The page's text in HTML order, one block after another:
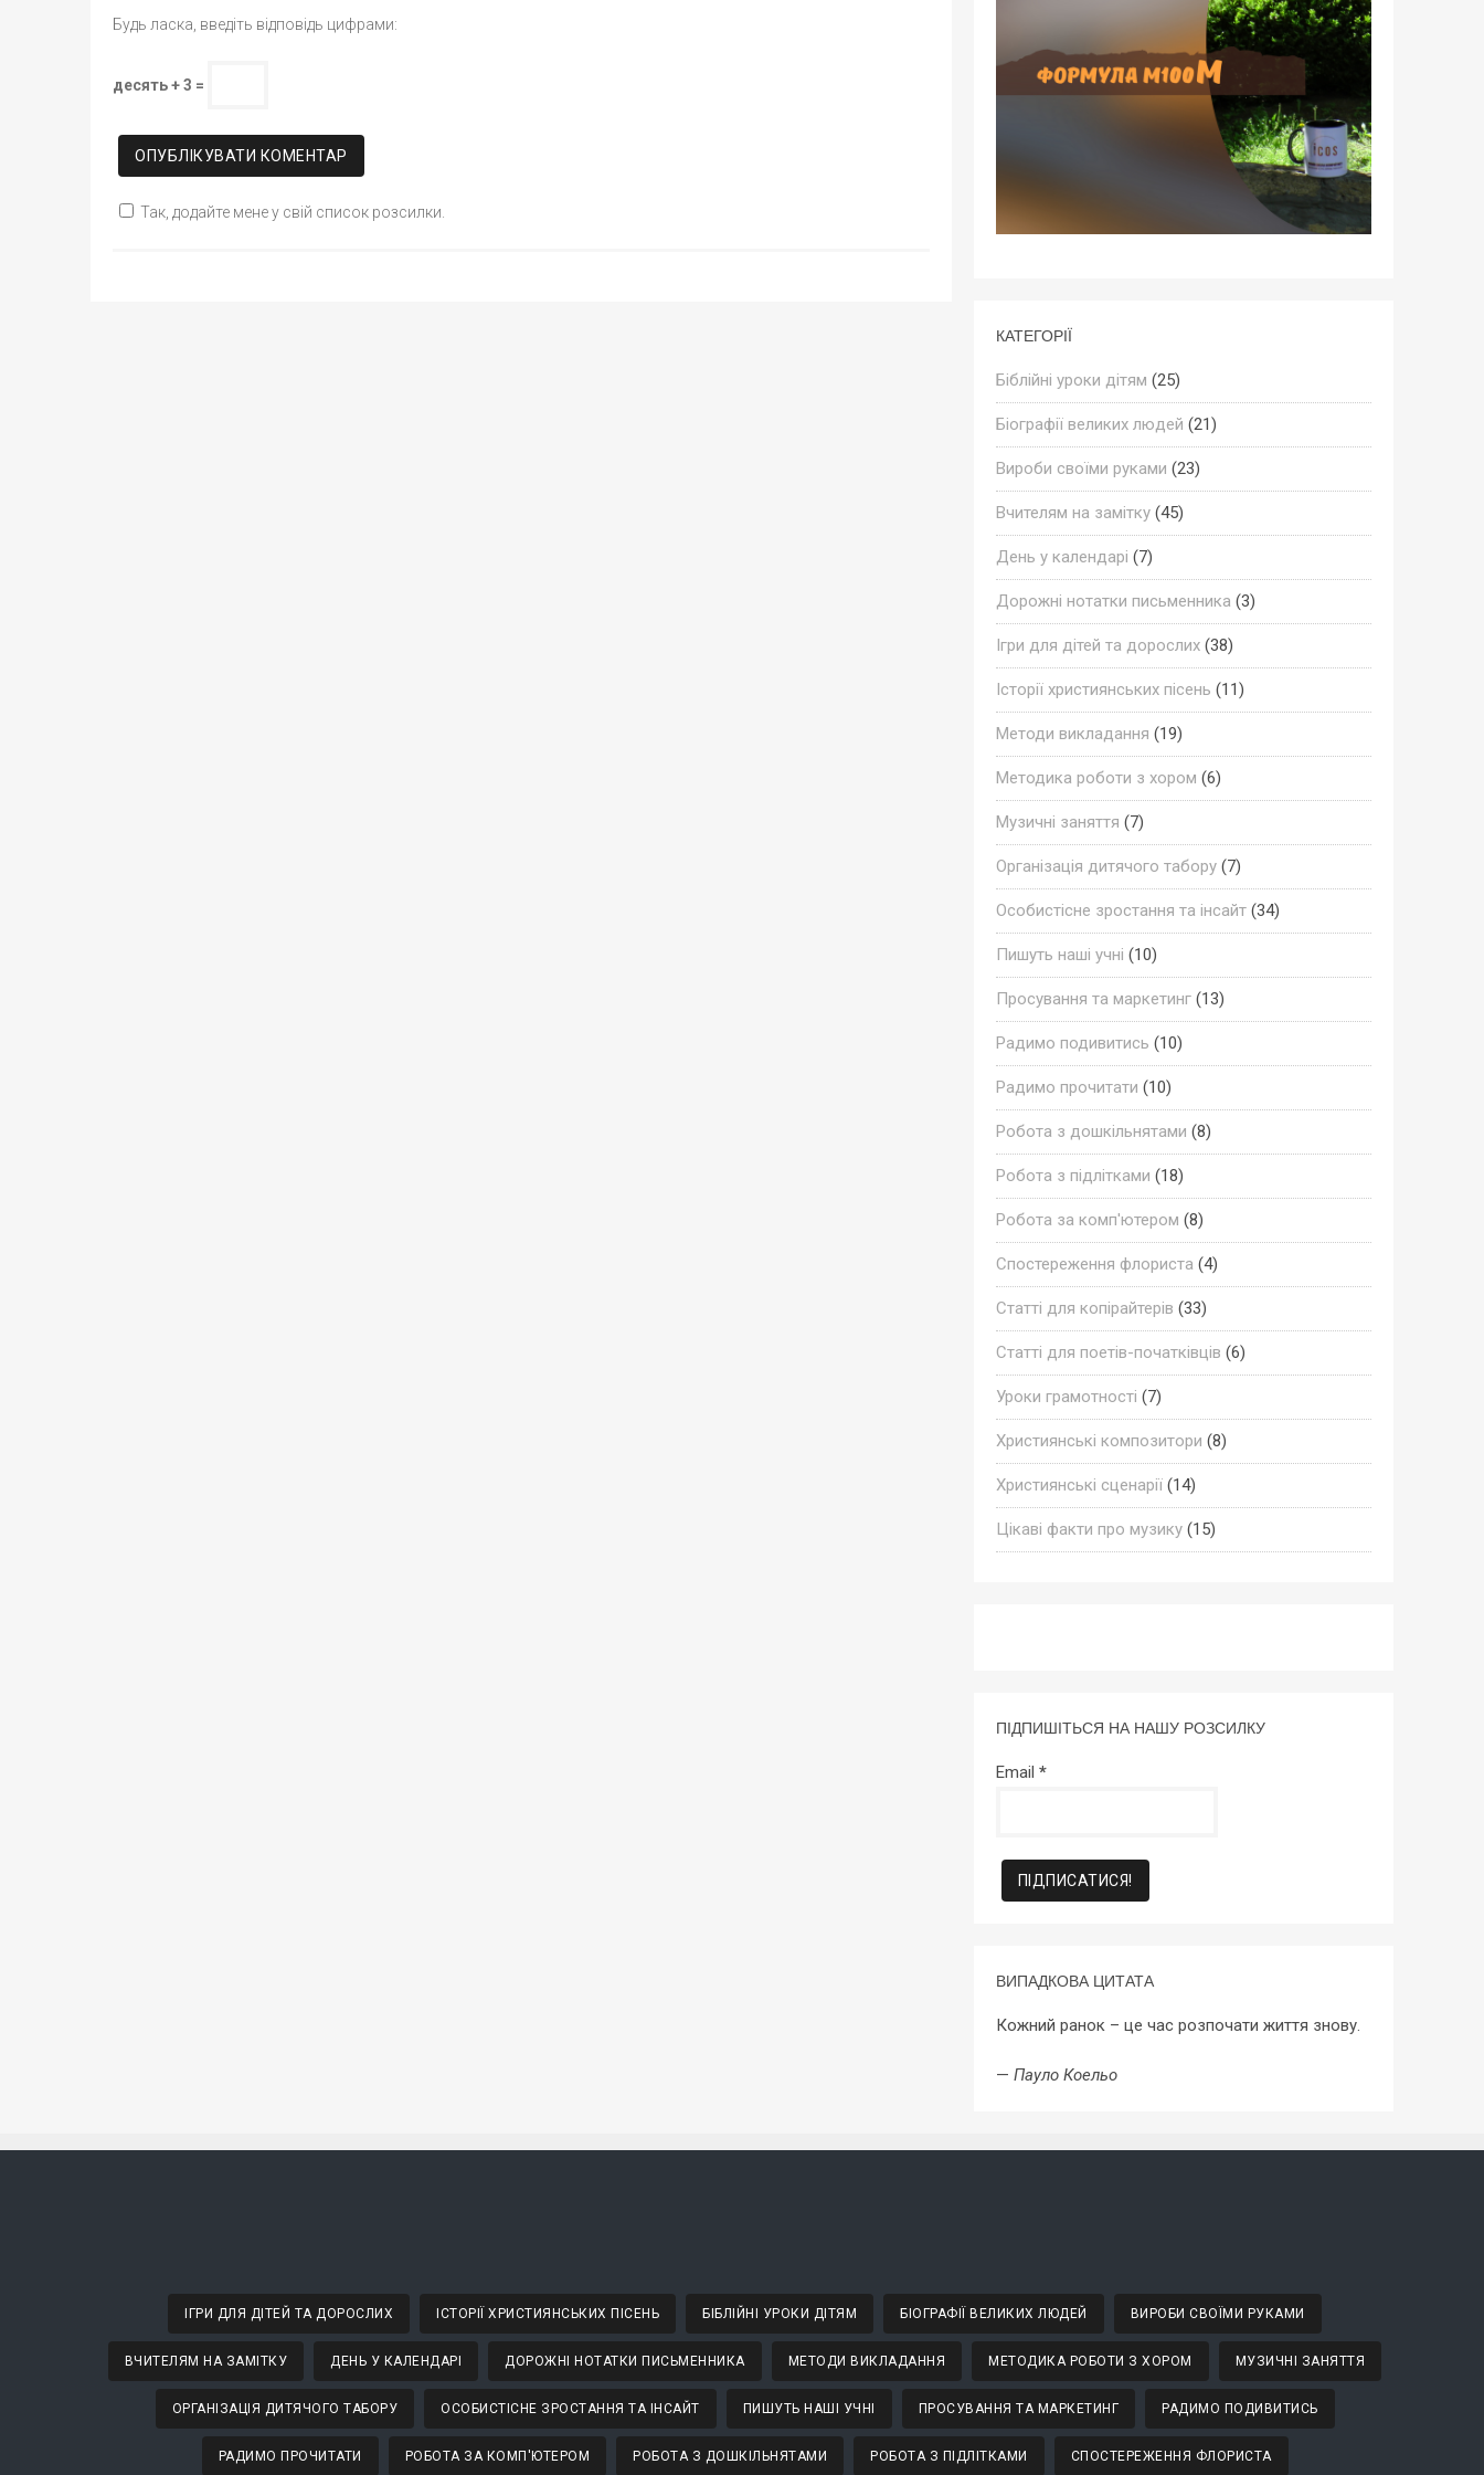
Будь ласка, введіть відповідь цифрами:
десять + 3 =
Так, додайте мене у свій список розсилки.
КАТЕГОРІЇ
Біблійні уроки дітям (25)
Біографії великих людей (21)
Вироби своїми руками (23)
Вчителям на замітку(45)
День у календарі (7)
Дорожні нотатки письменника (3)
Ігри для дітей та дорослих(38)
Історії християнських пісень (11)
Методи викладання (19)
Методика роботи з хором (6)
Музичні заняття (7)
Організація дитячого табору(7)
Особистісне зростання та інсайт(34)
Пишуть наші учні (10)
Просування та маркетинг(13)
Радимо подивитись (10)
Радимо прочитати (10)
Робота з дошкільнятами (8)
Робота з підлітками (18)
Робота за комп'ютером (8)
Спостереження флориста (4)
Статті для копірайтерів (33)
Статті для поетів-початківців (6)
Уроки грамотності (7)
Християнські композитори (8)
Християнські сценарії(14)
Цікаві факти про музику(15)
ПІДПИШІТЬСЯ НА НАШУ РОЗСИЛКУ
Email *
ВИПАДКОВА ЦИТАТА
Кожний ранок – це час розпочати життя знову.
— Пауло Коельо
ІГРИ ДЛЯ ДІТЕЙ ТА ДОРОСЛИХ ІСТОРІЇ ХРИСТИЯНСЬКИХ ПІСЕНЬ БІБЛІЙНІ УРОКИ ДІТЯМ БІОГРАФІЇ ВЕЛИКИХ ЛЮДЕЙ ВИРОБИ СВОЇМИ РУКАМИ
ВЧИТЕЛЯМ НА ЗАМІТКУ ДЕНЬ У КАЛЕНДАРІ ДОРОЖНІ НОТАТКИ ПИСЬМЕННИКА МЕТОДИ ВИКЛАДАННЯ МЕТОДИКА РОБОТИ З ХОРОМ МУЗИЧНІ ЗАНЯТТЯ
ОРГАНІЗАЦІЯ ДИТЯЧОГО ТАБОРУ ОСОБИСТІСНЕ ЗРОСТАННЯ ТА ІНСАЙТ ПИШУТЬ НАШІ УЧНІ ПРОСУВАННЯ ТА МАРКЕТИНГ РАДИМО ПОДИВИТИСЬ
РАДИМО ПРОЧИТАТИ РОБОТА ЗА КОМП'ЮТЕРОМ РОБОТА З ДОШКІЛЬНЯТАМИ РОБОТА З ПІДЛІТКАМИ СПОСТЕРЕЖЕННЯ ФЛОРИСТА